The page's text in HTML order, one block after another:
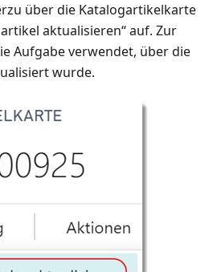
über die Katalogartikelkarte
aktualisieren“ auf. Zur
Aufgabe verwendet, über die
wurde.